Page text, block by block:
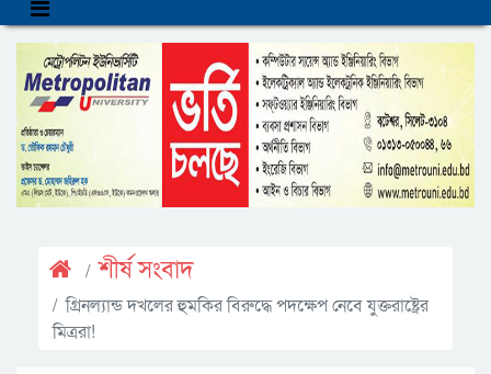
শীর্ষ সংবাদ
গ্রিনল্যান্ড দখলের হুমকির বিরুদ্ধে পদক্ষেপ নেবে যুক্তরাষ্ট্রের
মিত্ররা!